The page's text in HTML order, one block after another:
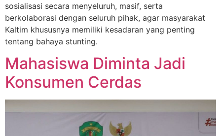
sosialisasi secara menyeluruh, masif, serta
berkolaborasi dengan seluruh pihak, agar masyarakat
Kaltim khususnya memiliki kesadaran yang penting
tentang bahaya stunting.
Mahasiswa Diminta Jadi
Konsumen Cerdas